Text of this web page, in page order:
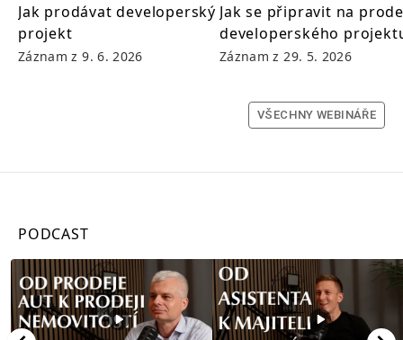
Jak prodávat developerský
projekt
Záznam z9. 6. 2026
Jak se připravit na
developerského
Záznam z29. 5. 2026
VŠECHNY WEBINÁŘE
PODCAST